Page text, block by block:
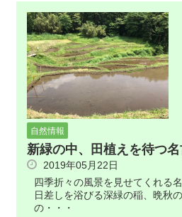
自然情報
新緑の中、田植えを待つ名
2019年05月22日
四季折々の風景を見せてくれる
日差しを浴びる深緑の稲、晩秋
の・・・